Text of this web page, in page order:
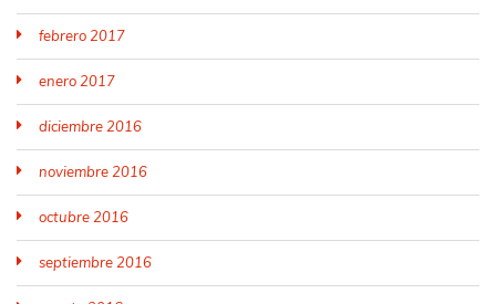
febrero 2017
enero 2017
diciembre 2016
noviembre 2016
octubre 2016
septiembre 2016